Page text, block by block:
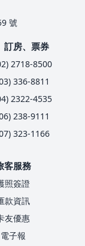
號
訂房、票券
2718-8500
336-8811
2322-4535
238-9111
323-1166
客服務
照簽證
款資訊
友優惠
電子報